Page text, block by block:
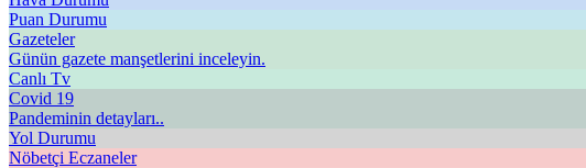
Puan Durumu
Gazeteler
Günün gazete manşetlerini inceleyin.
Canlı Tv
Covid 19
Pandeminin detayları..
Yol Durumu
Nöbetçi Eczaneler